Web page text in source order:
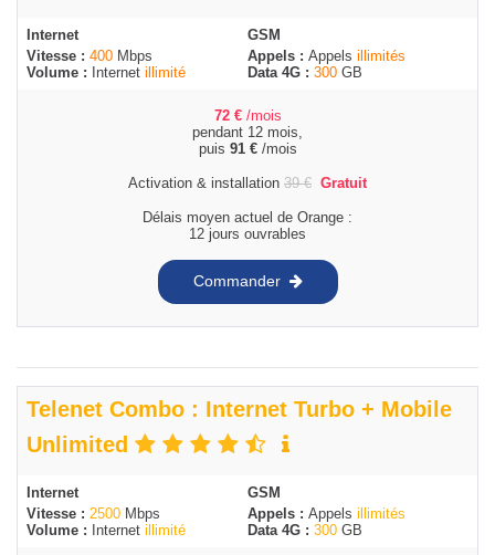
Internet
Vitesse : 400 Mbps
Volume :
Internet illimité
GSM
Appels : Appels illimités
Data 4G : 300 GB
72 € /mois
pendant 12 mois,
puis 91 €/mois
Activation & installation 39€ Gratuit
Délais moyen actuel de Orange :
12 jours ouvrables
Commander
Telenet Combo : Internet Turbo + Mobile
Unlimited
Internet
Vitesse : 2500 Mbps
Volume :
Internet illimité
GSM
Appels : Appels illimités
Data 4G : 300 GB